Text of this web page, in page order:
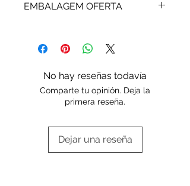
assistência técnica.
pela Rota do Ouro são devidamente
Nacional Portuguesa.
com certificado contendo a
respetiva informação.
EMBALAGEM OFERTA
embalagem Deluxe ou da marca.
Escolha a sua opção de
ofertaNo hay reseñas todavía
Comparte tu opinión. Deja la
primera reseña.
Dejar una reseña